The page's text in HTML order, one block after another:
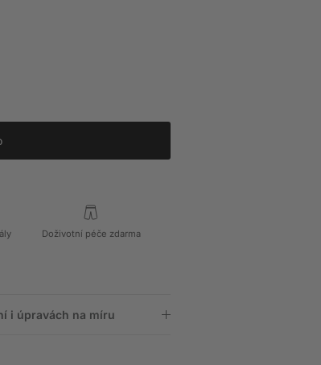
Doživotní péče zdarma
i úpravách na míru